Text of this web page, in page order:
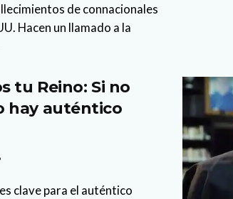
de connacionales
Hacen un llamado a la
tu Reino: Si no
hay auténtico
clave para el auténtico